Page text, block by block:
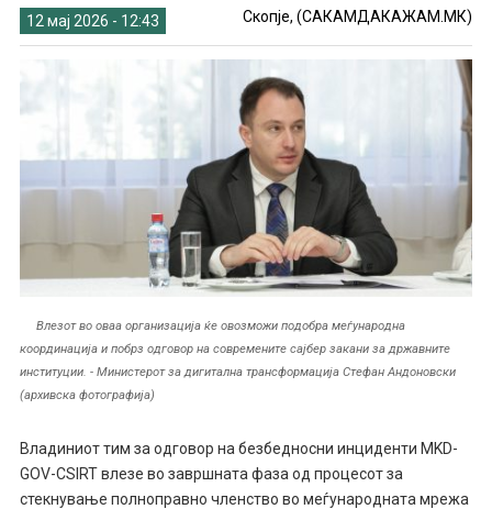
12 мај 2026 - 12:43 Скопје, (САКАМДАКАЖАМ.МК)
Влезот во оваа организација ќе овозможи подобра меѓународна
координација и побрз одговор на современите сајбер закани за државните
институции. - Министерот за дигитална трансформација Стефан Андоновски
(архивска фотографија)
Владиниот тим за одговор на безбедносни инциденти MKD-
GOV-CSIRT влезе во завршната фаза од процесот за
стекнување полноправно членство во меѓународната мрежа